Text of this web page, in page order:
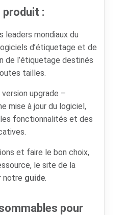
produit :
leaders mondiaux du
d’étiquetage et de
de l’étiquetage destinés
tailles.
upgrade –
mise à jour du logiciel,
fonctionnalités et des
et faire le bon choix,
le site de la
notre guide.
pour